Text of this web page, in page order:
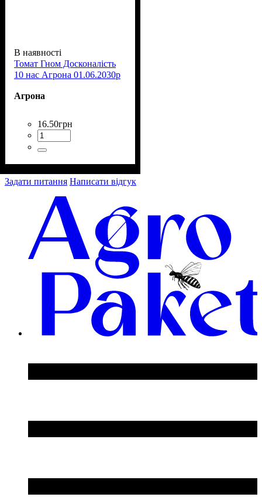
В наявності
Томат Гном Досконалість
10 нас Агрона 01.06.2030р
Агрона
16.50грн
Задати питання Написати відгук